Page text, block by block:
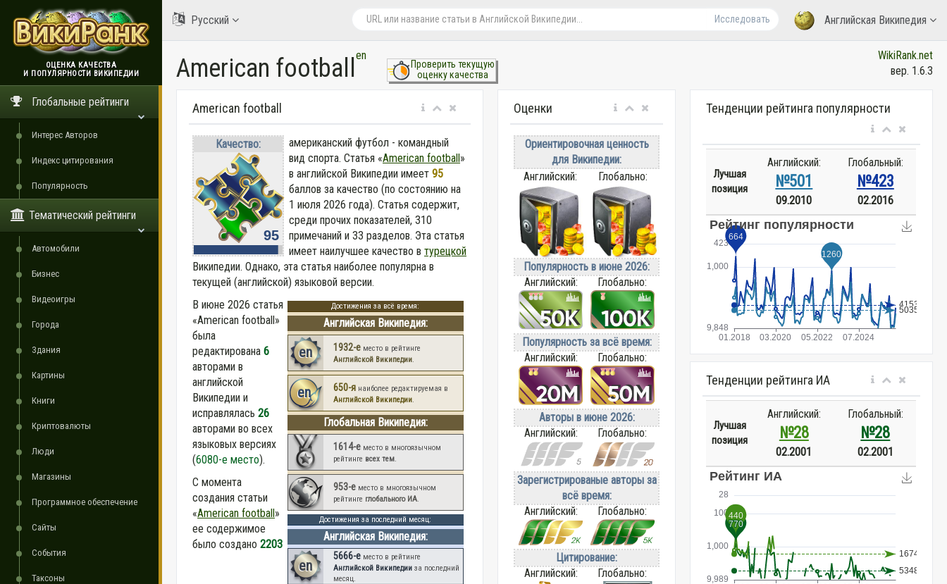
ВикиРанк
ОЦЕНКА КАЧЕСТВА
И ПОПУЛЯРНОСТИ ВИКИПЕДИИ
Глобальные рейтинги
Интерес Авторов
Индекс цитирования
Популярность
Тематический рейтинги
Автомобили
Бизнес
Видеоигры
Города
Здания
Картины
Книги
Криптовалюты
Люди
Магазины
Программное обеспечение
Сайты
События
Таксоны
Английская Википедия
Исследовать
Русский
American football en
Проверить текущую
оценку качества
WikiRank.net
вер. 1.6.3
American football
Качество:
95
американский футбол - командный
вид спорта. Статья «American football»
в английской Википедии имеет 95
баллов за качество (по состоянию на
1 июля 2026 года). Статья содержит,
среди прочих показателей, 310
примечаний и 33 разделов. Эта статья
имеет наилучшее качество в турецкой
Википедии. Однако, эта статья наиболее популярна в
текущей (английской) языковой версии.
Достижения за всё время:
Английская Википедия:
en 1932-еместо в рейтинге
Английской Википедии.
en 650-янаиболее редактируемая в
Английской Википедии.
Глобальная Википедия:
1614-еместо в многоязычном
рейтинге всех тем.
953-еместо в многоязычном
рейтинге глобального ИА.
Достижения за последний месяц:
Английская Википедия:
en
5666-еместо в рейтинге
Английской Википедииза последний
месяц.
В июне 2026 статья
«American football»
была
редактирована 6
авторами в
английской
Википедии и
исправлялась 26
авторами во всех
языковых версиях
(6080-е место).
С момента
создания статьи
«American football»
ее содержимое
было создано 2203
Оценки
Ориентировочная ценность
для Википедии:
Английский:
Глобально:
Популярность в июне 2026:
Английский:
Глобально:
Популярность за всё время:
Английский:
Глобально:
Авторы в июне 2026:
Английский:
Глобально:
Зарегистрированые авторы за
всё время:
Английский:
Глобально:
Цитирование:
Английский:
Глобально:
Тенденции рейтинга популярности
Лучшая
позиция
Английский:
№501
09.2010
Глобальный:
№423
02.2016
Тенденции рейтинга ИА
Лучшая
позиция
Английский:
№28
02.2001
Глобальный:
№28
02.2001